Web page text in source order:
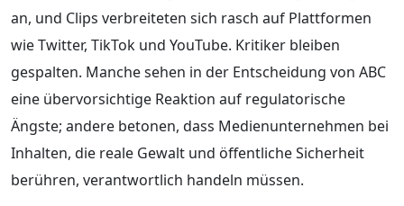
an, und Clips verbreiteten sich rasch auf Plattformen
wie Twitter, TikTok und YouTube. Kritiker bleiben
gespalten. Manche sehen in der Entscheidung von ABC
eine übervorsichtige Reaktion auf regulatorische
Ängste; andere betonen, dass Medienunternehmen bei
Inhalten, die reale Gewalt und öffentliche Sicherheit
berühren, verantwortlich handeln müssen.